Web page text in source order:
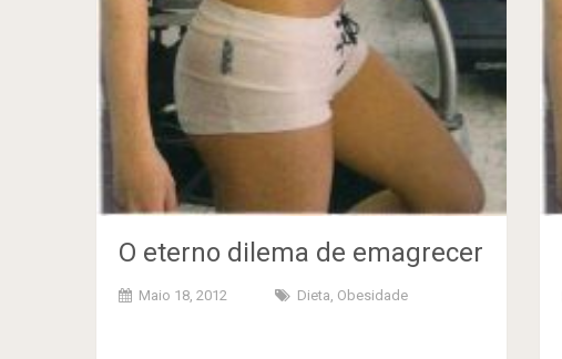
O eterno dilema de emagrecer
Maio 18, 2012 Dieta, Obesidade